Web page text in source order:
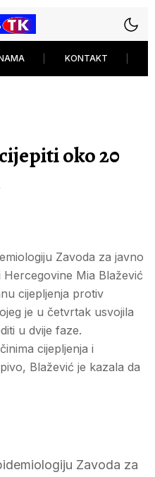
KONTAKT
oko 20
Zavoda za javno
Mia Blažević
cijepljenja protiv
je u četvrtak usvojila
u dvije faze.
cijepljenja i
Blažević je kazala da
Zavoda za